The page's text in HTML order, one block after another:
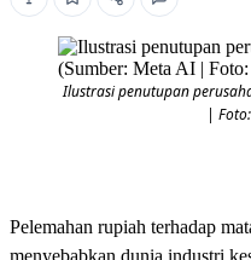
Ilustrasi penutupan
|
Pelemahan rupiah terhadap
menyebabkan dunia industri